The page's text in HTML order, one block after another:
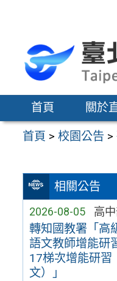
區
首頁 關於
首頁 >校園公告 >
相關公告
2026-08-05 高
轉知國教署「高
語文教師增能研
17梯次增能研習
文）」